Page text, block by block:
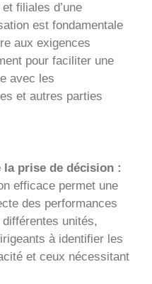
filiales d’une
est fondamentale
aux exigences
pour faciliter une
avec les
et autres parties
prise de décision :
efficace permet une
des performances
unités,
à identifier les
et ceux nécessitant